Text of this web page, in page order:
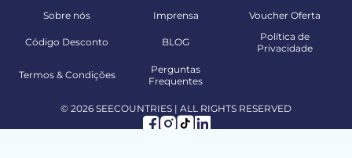
Sobre nós Imprensa Voucher Oferta
Código Desconto BLOG
Política de
Privacidade
Termos & Condições
Perguntas
Frequentes
© 2026 SEECOUNTRIES | ALL RIGHTS RESERVED